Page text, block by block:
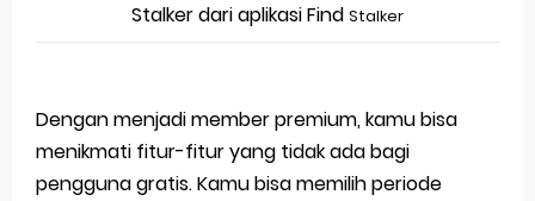
Stalker dari aplikasi Find Stalker
Dengan menjadi member premium, kamu bisa
menikmati fitur-fitur yang tidak ada bagi
pengguna gratis. Kamu bisa memilih periode